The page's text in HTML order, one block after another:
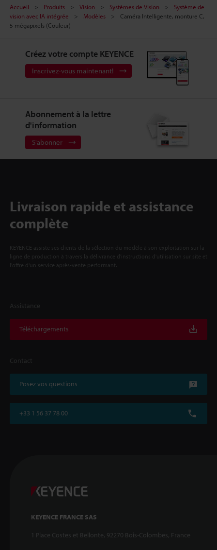
Accueil Produits Vision Systèmes de Vision
Système de
vision avec IA intégrée
Modèles
Caméra Intelligente, monture C,
5 mégapixels (Couleur)
Créez votre compte KEYENCE
Inscrivez-vous maintenant!
Abonnement à la lettre
d'information
S'abonner
Livraison rapide et assistance
complète
KEYENCE assiste ses clients de la sélection du modèle à son exploitation sur la
ligne de production à travers la délivrance d'instructions d'utilisation sur site et
l'offre d'un service après-vente performant.
Assistance
Téléchargements
Contact
Posez vos questions
+33 1 56 37 78 00
KEYENCE FRANCE SAS
1 Place Costes et Bellonte, 92270 Bois-Colombes, France